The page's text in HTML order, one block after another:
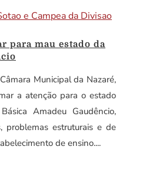
para mau estado da
Municipal da Nazaré,
a atenção para o estado
Amadeu Gaudêncio,
problemas estruturais e de
de ensino....